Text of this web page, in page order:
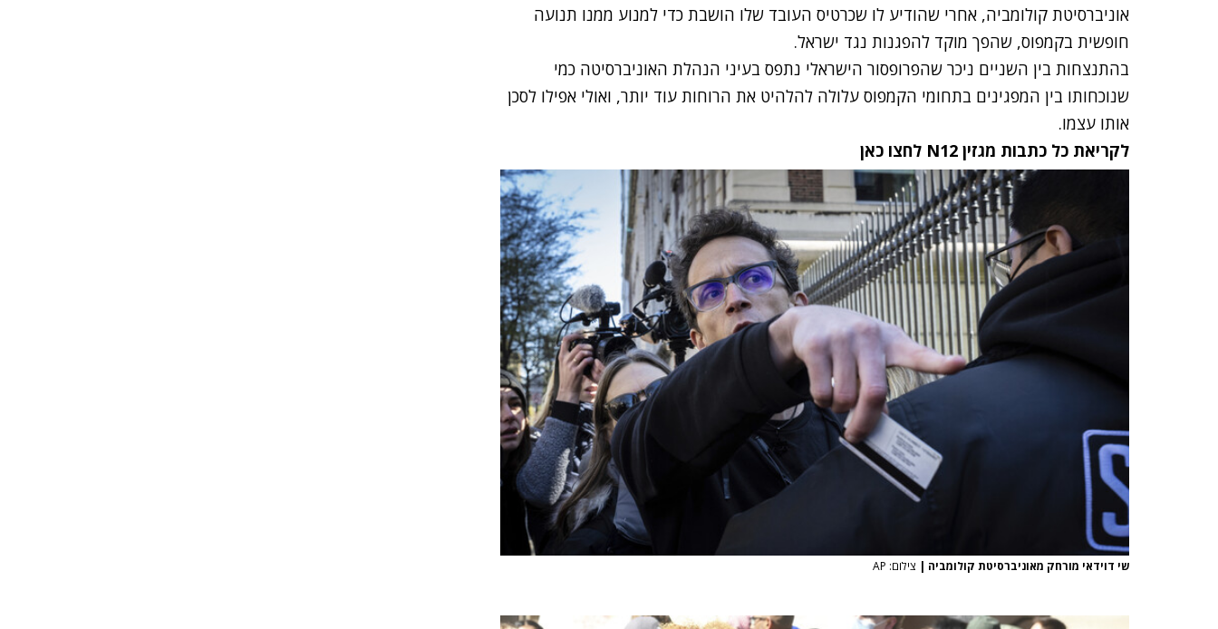
אוניברסיטת קולומביה, אחרי שהודיע לו שכרטיס העובד שלו הושבת כדי למנוע ממנו תנועה
חופשית בקמפוס, שהפך מוקד להפגנות נגד ישראל.
בהתנצחות בין השניים ניכר שהפרופסור הישראלי נתפס בעיני הנהלת האוניברסיטה כמי
שנוכחותו בין המפגינים בתחומי הקמפוס עלולה להלהיט את הרוחות עוד יותר, ואולי אפילו לסכן
אותו עצמו.
לקריאת כל כתבות מגזין N12 לחצו כאן
שי דוידאי מורחק מאוניברסיטת קולומביה | צילום: AP